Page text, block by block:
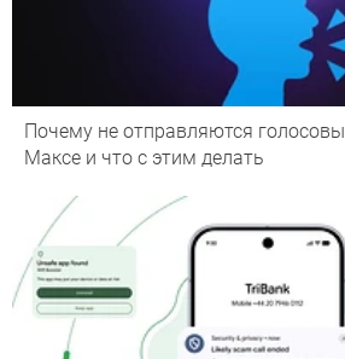
Почему не отправляются
Максе и что с этим делать